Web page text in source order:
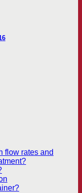
flow rates and